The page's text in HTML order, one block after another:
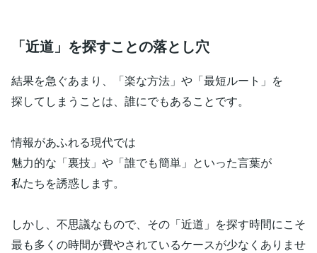
「近道」を探すことの落とし穴
結果を急ぐあまり、「楽な方法」や「最短ルート」を
探してしまうことは、誰にでもあることです。
情報があふれる現代では
魅力的な「裏技」や「誰でも簡単」といった言葉が
私たちを誘惑します。
しかし、不思議なもので、その「近道」を探す時間にこそ
最も多くの時間が費やされているケースが少なくありませ